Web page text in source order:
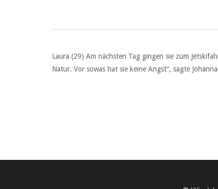
Laura (29) Am nächsten Tag gingen sie zum
Natur. Vor sowas hat sie keine Angst“, sagte